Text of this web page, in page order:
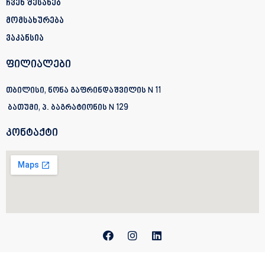
ჩვენ შესახებ
მომსახურება
ვაკანსია
ფილიალები
თბილისი, ნონა გაფრინდაშვილის N 11
ბათუმი, პ. ბაგრატიონის N 129
კონტაქტი